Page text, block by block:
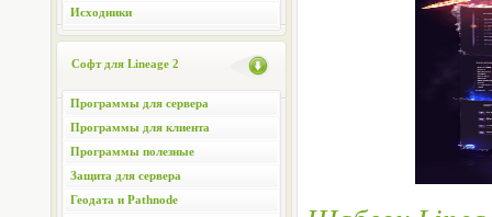
Исходники
Софт для Lineage 2
Программы для сервера
Программы для клиента
Программы полезные
Защита для сервера
Геодата и Pathnode